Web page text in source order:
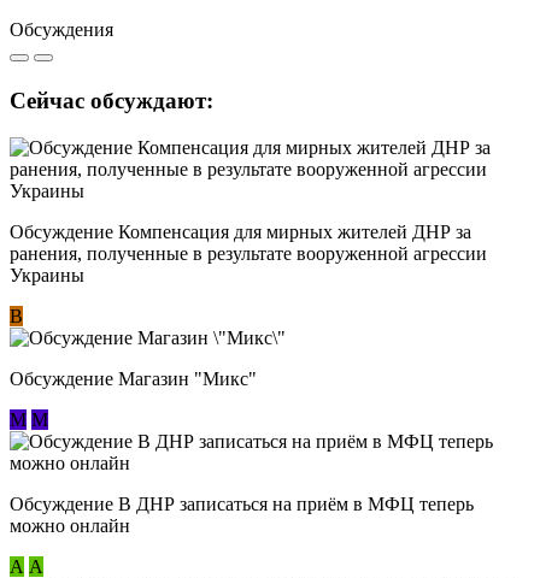
Обсуждения
Сейчас обсуждают:
Обсуждение Компенсация для мирных жителей ДНР за
ранения, полученные в результате вооруженной агрессии
Украины
В
Обсуждение Магазин "Микс"
М М
Обсуждение В ДНР записаться на приём в МФЦ теперь
можно онлайн
А А